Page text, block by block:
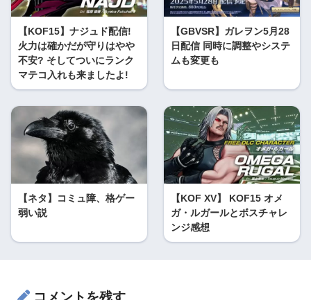
【KOF15】ナジュド配信!
火力は確かだが守りはやや
不安? そしてついにランク
マテコ入れも来ましたよ!
【GBVSR】ガレヲン5月28
日配信 同時に調整やシステ
ムも変更も
【ネタ】コミュ障、格ゲー
弱い説
【KOF XV】 KOF15 オメ
ガ・ルガールとボスチャレ
ンジ感想
コメントを残す